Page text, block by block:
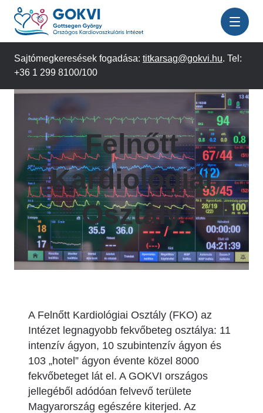
Ugrás
tartalomra
Sajtómegkeresések fogadása: titkarsag@gokvi.hu. Tel:
+36 1 299 8100/100
Felnőtt
Kardiológiai
Osztály
A Felnőtt Kardiológiai Osztály (FKO) az
Intézet legnagyobb fekvőbeteg osztálya: 11
intenzív ágyon, 10 szubintenzív ágyon és
103 „hotel” ágyon évente közel 8000
fekvőbeteget lát el. A GOKVI országos
jellegéből adódóan felvevő területe
Magyarország egészére kiterjed. Az